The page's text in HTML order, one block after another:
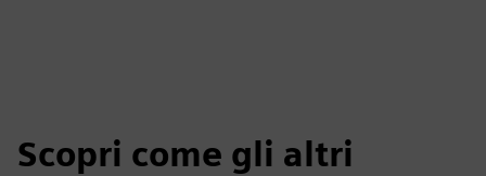
Scopri come gli altri